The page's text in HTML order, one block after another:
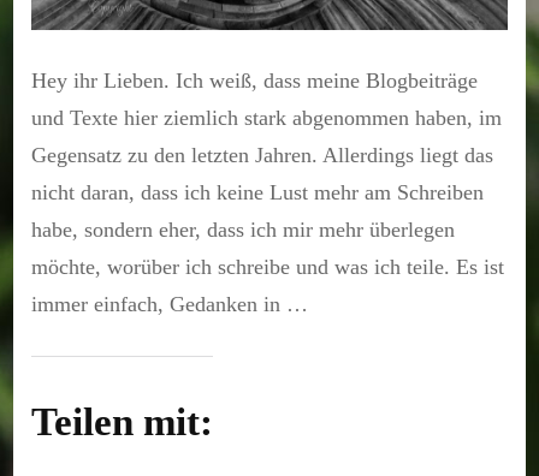
Hey ihr Lieben. Ich weiß, dass meine Blogbeiträge
und Texte hier ziemlich stark abgenommen haben, im
Gegensatz zu den letzten Jahren. Allerdings liegt das
nicht daran, dass ich keine Lust mehr am Schreiben
habe, sondern eher, dass ich mir mehr überlegen
möchte, worüber ich schreibe und was ich teile. Es ist
immer einfach, Gedanken in …
Teilen mit: